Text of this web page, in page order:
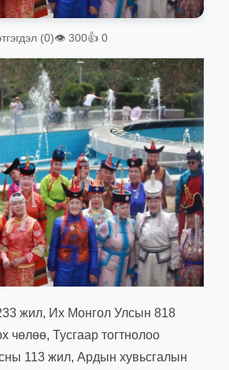
(0)👁 300👍 0
жил, Их Монгол Улсын 818
чөлөө, Тусгаар тогтнолоо
113 жил, Ардын хувьсгалын